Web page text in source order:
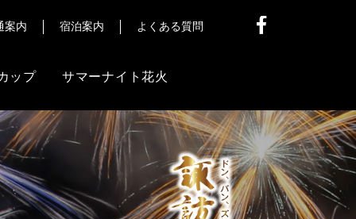
案内 宿泊案内 よくある質問
様
ップ サマーナイト花火